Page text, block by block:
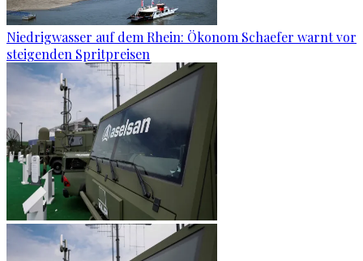
Niedrigwasser auf dem Rhein: Ökonom Schaefer warnt vor
steigenden Spritpreisen